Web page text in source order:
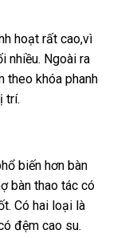
hoạt rất cao,vì
nhiều. Ngoài ra
theo khóa phanh
trí.
biến hơn bàn
bàn thao tác có
Có hai loại là
đệm cao su.